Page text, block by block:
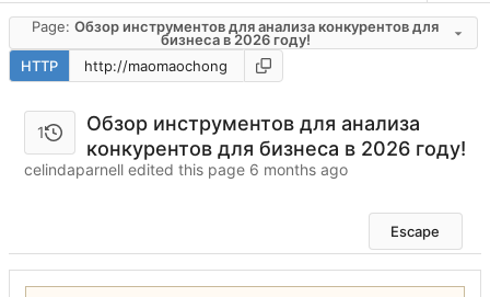
Page:Обзор инструментов для анализа конкурентов для
бизнеса в 2026 году!
HTTP
1
Обзор инструментов для анализа
конкурентов для бизнеса в 2026 году!
celindaparnell edited this page
Escape